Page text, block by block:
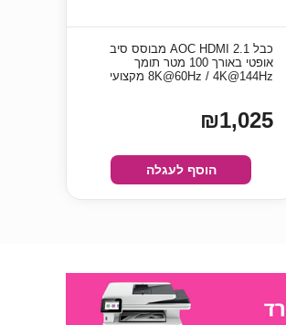
כבל AOC HDMI 2.1 מבוסס סיב
אופטי באורך 100 מטר תומך
8K@60Hz / 4K@144Hz מקצועי
₪1,025
הוסף לעגלה